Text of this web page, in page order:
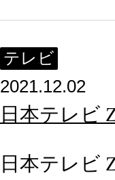
テレビ
2021.12.02
日本テレビ
日本テレビ